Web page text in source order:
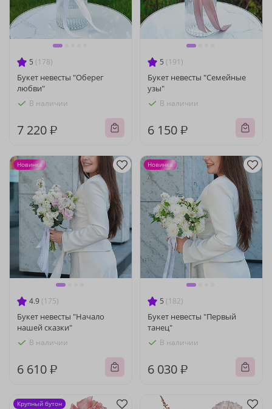
5 (178)
Букет невесты "Оберег
любви"
В наличии
7 220 ₽
5 (191)
Букет невесты "Семейные
узы"
В наличии
6 150 ₽
4.9 (175)
Букет невесты "Начало
нашей сказки"
В наличии
6 610 ₽
Новинка
5 (182)
Букет невесты "Первый
танец"
В наличии
6 030 ₽
Новинка
Крупный бутон